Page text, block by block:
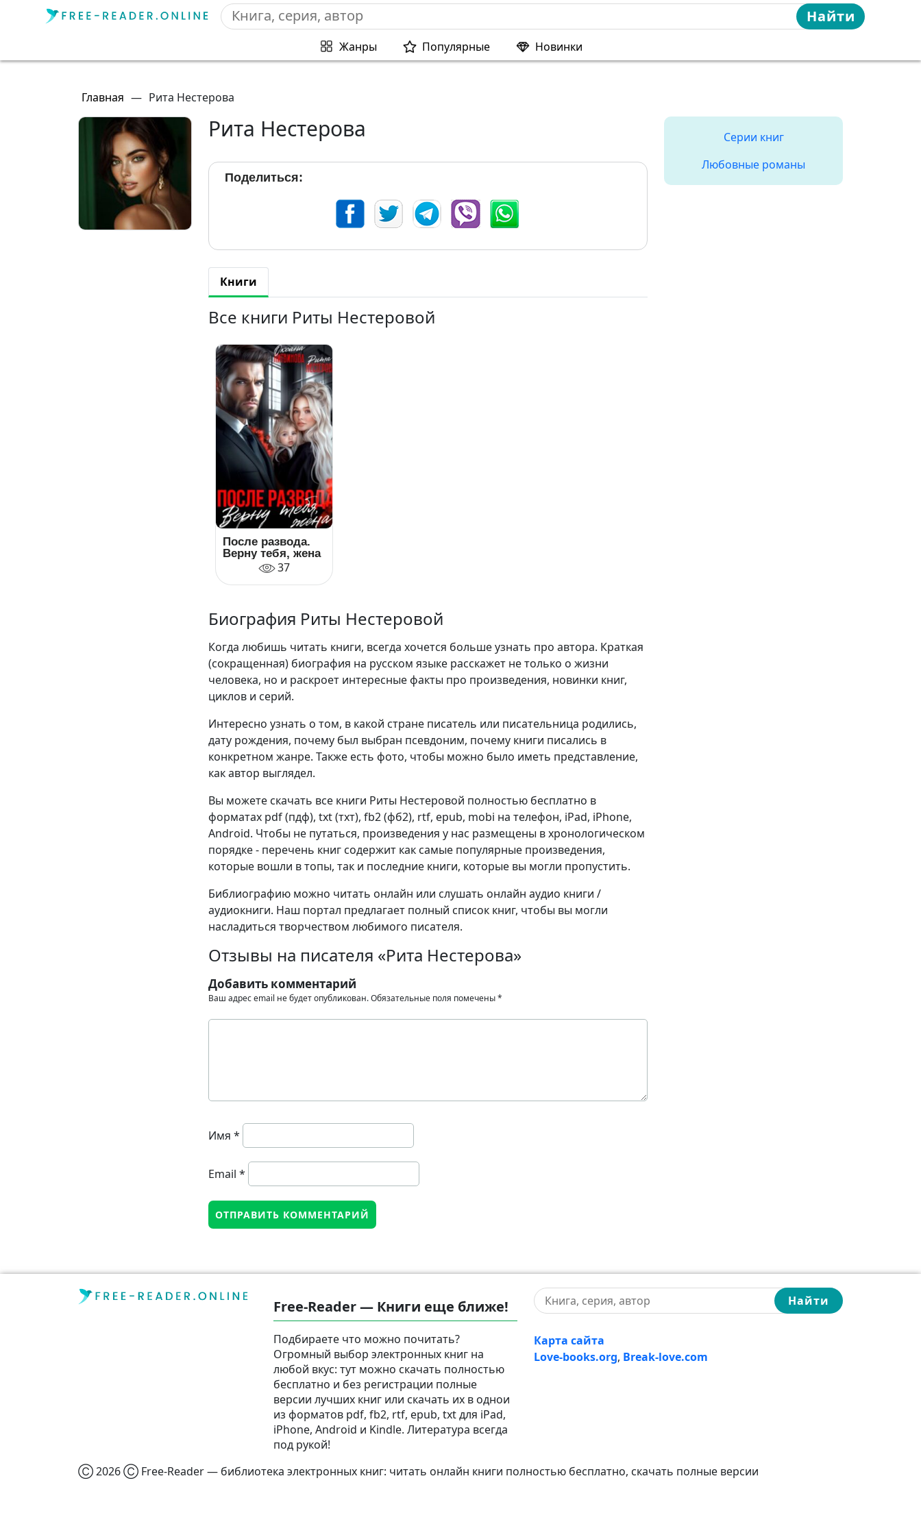
Найти
Жанры Популярные Новинки
Главная — Рита Нестерова
Рита Нестерова
Поделиться:
Книги
Все книги Риты Нестеровой
После развода.
Верну тебя, жена
37
Биография Риты Нестеровой
Когда любишь читать книги, всегда хочется больше узнать про автора. Краткая
(сокращенная) биография на русском языке расскажет не только о жизни
человека, но и раскроет интересные факты про произведения, новинки книг,
циклов и серий.
Интересно узнать о том, в какой стране писатель или писательница родились,
дату рождения, почему был выбран псевдоним, почему книги писались в
конкретном жанре. Также есть фото, чтобы можно было иметь представление,
как автор выглядел.
Вы можете скачать все книги Риты Нестеровой полностью бесплатно в
форматах pdf (пдф), txt (тхт), fb2 (фб2), rtf, epub, mobi на телефон, iPad, iPhone,
Android. Чтобы не путаться, произведения у нас размещены в хронологическом
порядке - перечень книг содержит как самые популярные произведения,
которые вошли в топы, так и последние книги, которые вы могли пропустить.
Библиографию можно читать онлайн или слушать онлайн аудио книги /
аудиокниги. Наш портал предлагает полный список книг, чтобы вы могли
насладиться творчеством любимого писателя.
Отзывы на писателя «Рита Нестерова»
Добавить комментарий
Ваш адрес email не будет опубликован.Обязательные поля помечены*
Имя *
Email *
Серии книг
Любовные романы
Free-Reader — Книги еще ближе!
Подбираете что можно почитать?
Огромный выбор электронных книг на
любой вкус: тут можно скачать полностью
бесплатно и без регистрации полные
версии лучших книг или скачать их в однои
из форматов pdf, fb2, rtf, epub, txt для iPad,
iPhone, Android и Kindle. Литература всегда
под рукой!
Найти
Карта сайта
Love-books.org, Break-love.com
Ⓒ 2026 Ⓒ Free-Reader — библиотека электронных книг: читать онлайн книги полностью бесплатно, скачать полные версии